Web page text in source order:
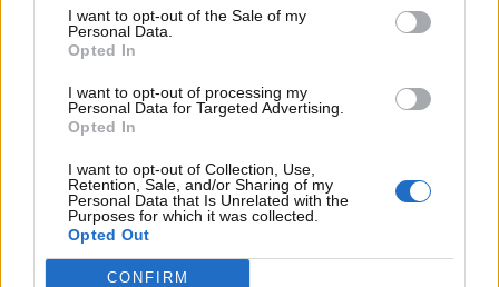
I want to opt-out of the Sale of my
Personal Data.
Opted In
I want to opt-out of processing my
Personal Data for Targeted Advertising.
Opted In
I want to opt-out of Collection, Use,
Retention, Sale, and/or Sharing of my
Personal Data that Is Unrelated with the
Purposes for which it was collected.
Opted Out
CONFIRM